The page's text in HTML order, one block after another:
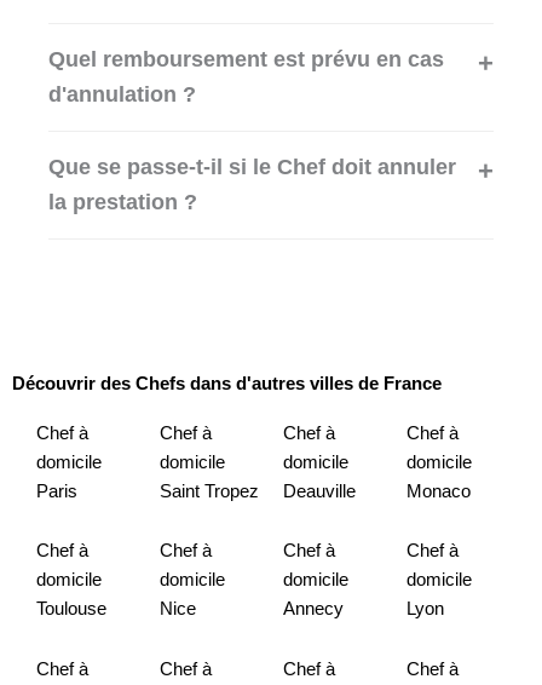
Quel remboursement est prévu en cas
d'annulation ?
Que se passe-t-il si le Chef doit annuler
la prestation ?
Découvrir des Chefs dans d'autres villes de France
Chef à
domicile
Paris
Chef à
domicile
Toulouse
Chef à
Chef à
domicile
Saint Tropez
Chef à
domicile
Nice
Chef à
Chef à
domicile
Deauville
Chef à
domicile
Annecy
Chef à
Chef à
domicile
Monaco
Chef à
domicile
Lyon
Chef à